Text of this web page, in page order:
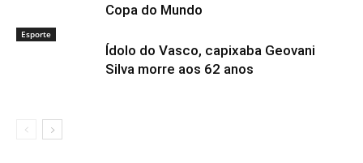
Copa do Mundo
Esporte
Ídolo do Vasco, capixaba Geovani
Silva morre aos 62 anos